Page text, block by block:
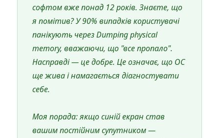
софтом вже понад 12 років. Знаєте, що
я помітив? У 90% випадків користувачі
панікують черезDumping physical
memory, вважаючи, що "все пропало".
Насправді — це добре. Це означає, що ОС
ще жива і намагається діагностувати
себе.
Моя порада: якщо синій екран став
вашим постійним супутником —